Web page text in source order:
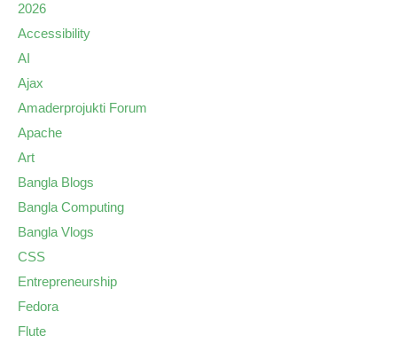
2026
Accessibility
AI
Ajax
Amaderprojukti Forum
Apache
Art
Bangla Blogs
Bangla Computing
Bangla Vlogs
CSS
Entrepreneurship
Fedora
Flute